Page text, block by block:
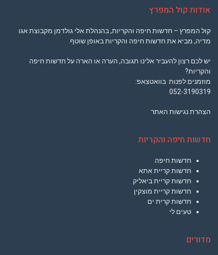
אודות קול המפרץ
קול המפרץ – חדשות חיפה והקריות, בהנהלת אלי גולדמן מקבוצת אגו
מדיה, מביא את חדשות חיפה והקריות באופן שוטף.
יש לכם רצון להעביר אלינו תגובה, הערה או הארה על חדשות חיפה
והקריות?
מוזמנים לפנות בוואטצאפ:
052-3190319
הצהרת נגישות האתר
חדשות חיפה והקריות
חדשות חיפה
חדשות קריית אתא
חדשות קריית ביאליק
חדשות קריית מוצקין
חדשות קרית ים
טעים לי
מדורים